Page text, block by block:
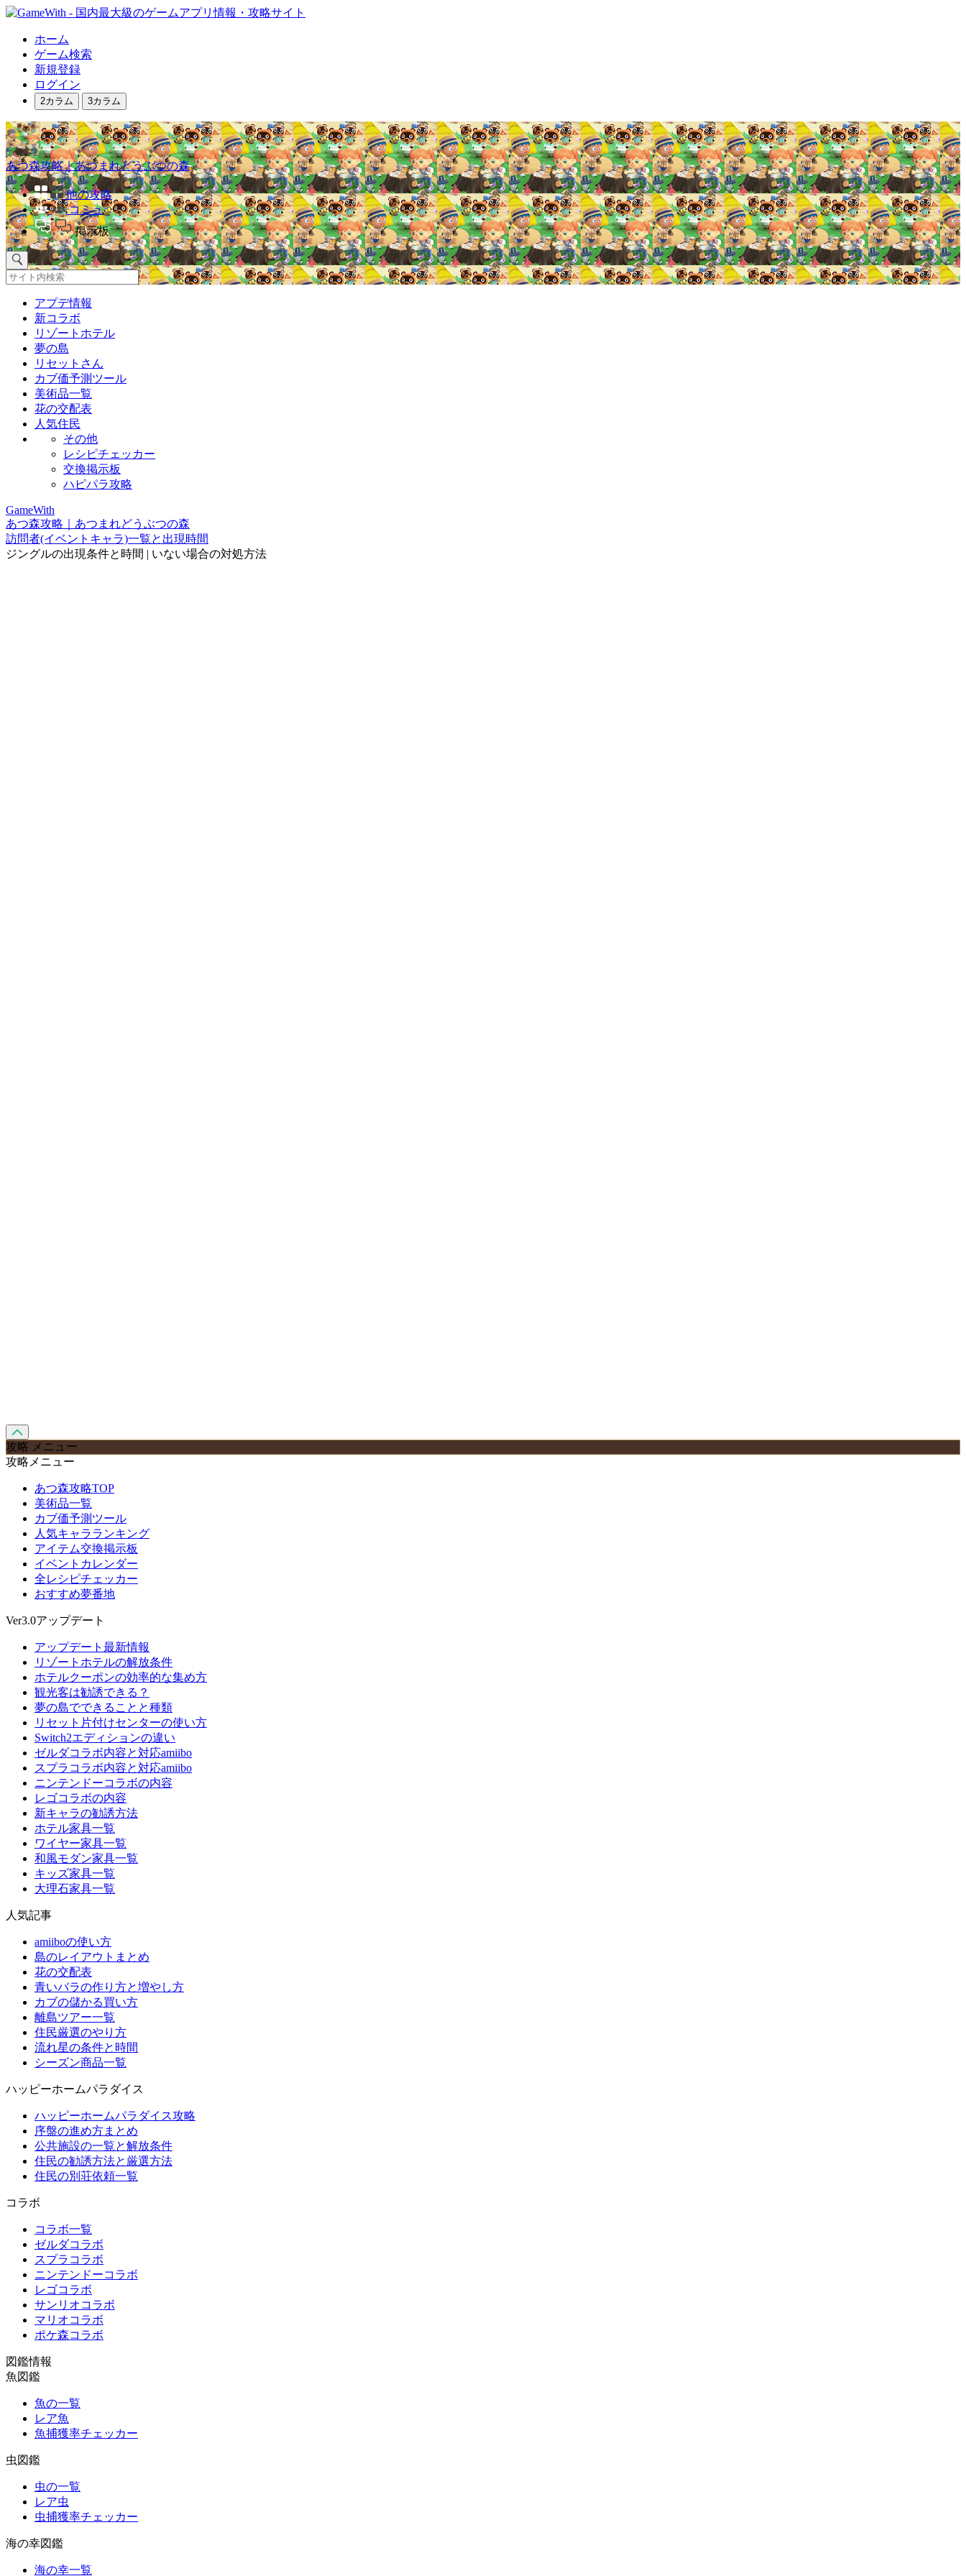
ホーム
ゲーム検索
新規登録
ログイン
2カラム 3カラム
あつ森攻略｜あつまれどうぶつの森
他の攻略
コミュ
掲示板
アプデ情報
新コラボ
リゾートホテル
夢の島
リセットさん
カブ価予測ツール
美術品一覧
花の交配表
人気住民
その他
レシピチェッカー
交換掲示板
ハピパラ攻略
GameWith
あつ森攻略｜あつまれどうぶつの森
訪問者(イベントキャラ)一覧と出現時間
ジングルの出現条件と時間 | いない場合の対処方法
攻略 メニュー
攻略メニュー
あつ森攻略TOP
美術品一覧
カブ価予測ツール
人気キャラランキング
アイテム交換掲示板
イベントカレンダー
全レシピチェッカー
おすすめ夢番地
Ver3.0アップデート
アップデート最新情報
リゾートホテルの解放条件
ホテルクーポンの効率的な集め方
観光客は勧誘できる？
夢の島でできることと種類
リセット片付けセンターの使い方
Switch2エディションの違い
ゼルダコラボ内容と対応amiibo
スプラコラボ内容と対応amiibo
ニンテンドーコラボの内容
レゴコラボの内容
新キャラの勧誘方法
ホテル家具一覧
ワイヤー家具一覧
和風モダン家具一覧
キッズ家具一覧
大理石家具一覧
人気記事
amiiboの使い方
島のレイアウトまとめ
花の交配表
青いバラの作り方と増やし方
カブの儲かる買い方
離島ツアー一覧
住民厳選のやり方
流れ星の条件と時間
シーズン商品一覧
ハッピーホームパラダイス
ハッピーホームパラダイス攻略
序盤の進め方まとめ
公共施設の一覧と解放条件
住民の勧誘方法と厳選方法
住民の別荘依頼一覧
コラボ
コラボ一覧
ゼルダコラボ
スプラコラボ
ニンテンドーコラボ
レゴコラボ
サンリオコラボ
マリオコラボ
ポケ森コラボ
図鑑情報
魚図鑑
魚の一覧
レア魚
魚捕獲率チェッカー
虫図鑑
虫の一覧
レア虫
虫捕獲率チェッカー
海の幸図鑑
海の幸一覧